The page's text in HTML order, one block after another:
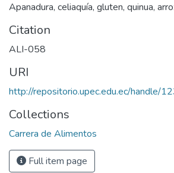
Apanadura, celiaquía, gluten, quinua,
Citation
ALI-058
URI
http://repositorio.upec.edu.ec/handle/
Collections
Carrera de Alimentos
Full item page